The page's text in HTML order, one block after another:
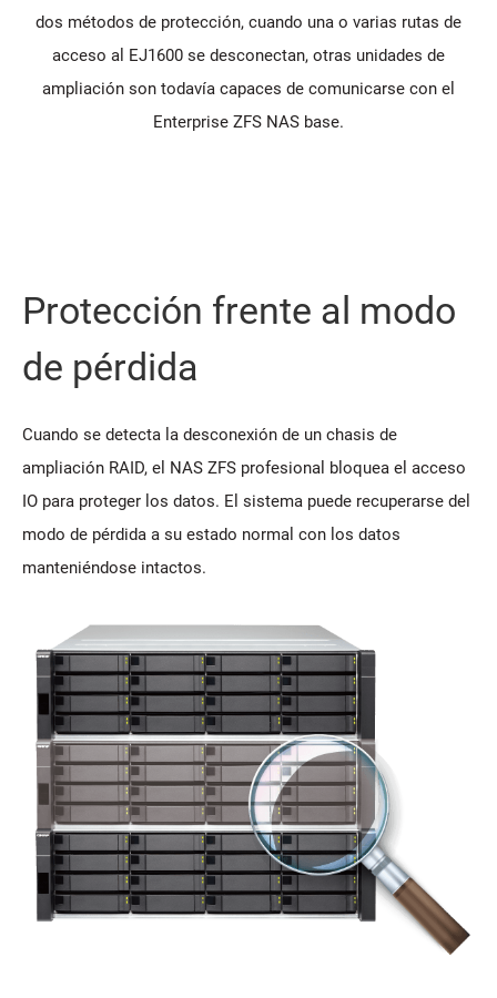
dos métodos de protección, cuando una o varias rutas de
acceso al EJ1600 se desconectan, otras unidades de
ampliación son todavía capaces de comunicarse con el
Enterprise ZFS NAS base.
Protección frente al modo
de pérdida
Cuando se detecta la desconexión de un chasis de
ampliación RAID, el NAS ZFS profesional bloquea el acceso
IO para proteger los datos. El sistema puede recuperarse del
modo de pérdida a su estado normal con los datos
manteniéndose intactos.